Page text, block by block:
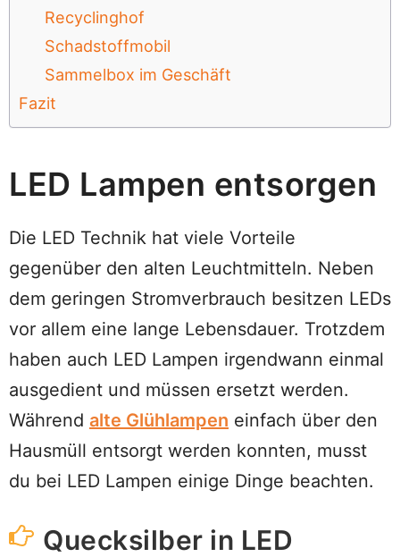
Recyclinghof
Schadstoffmobil
Sammelbox im Geschäft
Fazit
LED Lampen entsorgen
Die LED Technik hat viele Vorteile
gegenüber den alten Leuchtmitteln. Neben
dem geringen Stromverbrauch besitzen LEDs
vor allem eine lange Lebensdauer. Trotzdem
haben auch LED Lampen irgendwann einmal
ausgedient und müssen ersetzt werden.
Während alte Glühlampen einfach über den
Hausmüll entsorgt werden konnten, musst
du bei LED Lampen einige Dinge beachten.
Quecksilber in LED